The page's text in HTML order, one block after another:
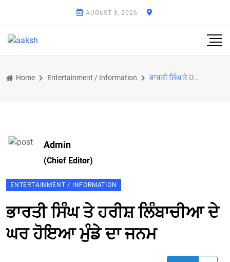
AUGUST 8, 2026
Home Entertainment / Information ਭਾਰਤੀ ਸਿੰਘ ਤੇ ਹਰੀਸ਼ ਲਿੰਬਾਚੀਆ ਦੇ ਘਰ ਹੋਇਆ ਮੁੰਡੇ ਦਾ ਜਨਮ
Admin
(Chief Editor)
ENTERTAINMENT / INFORMATION
ਭਾਰਤੀ ਸਿੰਘ ਤੇ ਹਰੀਸ਼ ਲਿੰਬਾਚੀਆ ਦੇ
ਘਰ ਹੋਇਆ ਮੁੰਡੇ ਦਾ ਜਨਮ